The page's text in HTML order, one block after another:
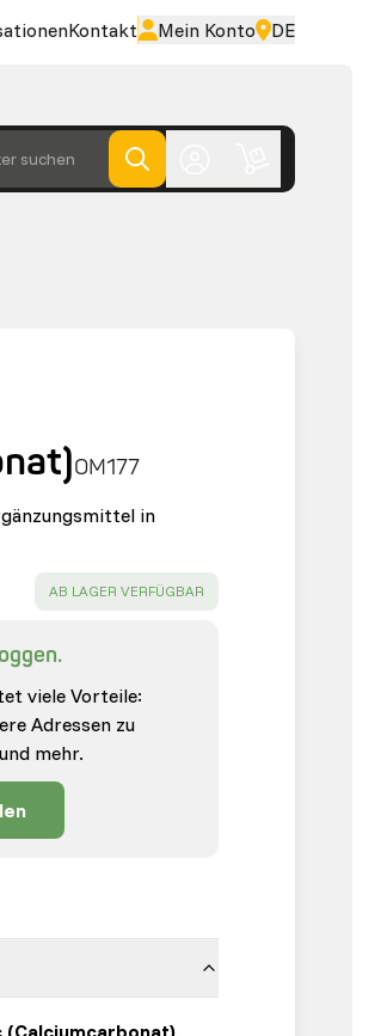
Kontakt Mein Konto DE
suchen
OM177
in
SUCCESS:
AB LAGER VERFÜGBAR
viele Vorteile:
Adressen zu
mehr.
(Calciumcarbonat)